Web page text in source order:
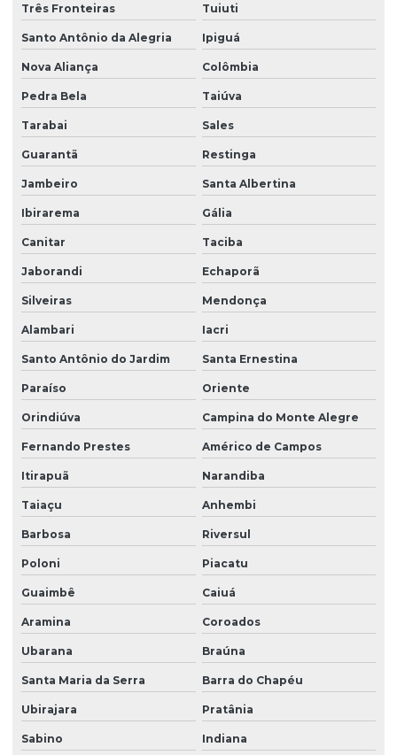
Três Fronteiras Tuiuti
Santo Antônio da Alegria Ipiguá
Nova Aliança Colômbia
Pedra Bela Taiúva
Tarabai Sales
Guarantã Restinga
Jambeiro Santa Albertina
Ibirarema Gália
Canitar Taciba
Jaborandi Echaporã
Silveiras Mendonça
Alambari Iacri
Santo Antônio do Jardim Santa Ernestina
Paraíso Oriente
Orindiúva Campina do Monte Alegre
Fernando Prestes Américo de Campos
Itirapuã Narandiba
Taiaçu Anhembi
Barbosa Riversul
Poloni Piacatu
Guaimbê Caiuá
Aramina Coroados
Ubarana Braúna
Santa Maria da Serra Barra do Chapéu
Ubirajara Pratânia
Sabino Indiana